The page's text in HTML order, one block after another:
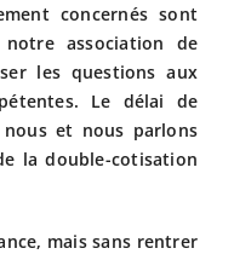
concernés sont
association de
les questions aux
Le délai de
et nous parlons
la double-cotisation
mais sans rentrer